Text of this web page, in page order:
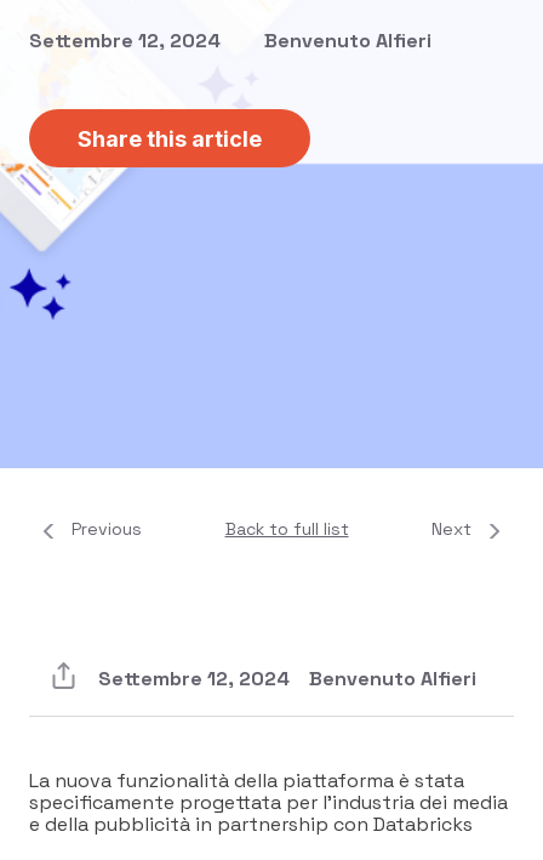
Settembre 12, 2024 Benvenuto Alfieri
Share this article
Previous Back to full list Next
Settembre 12, 2024 Benvenuto Alfieri
La nuova funzionalità della piattaforma è stata
specificamente progettata per l’industria dei media
e della pubblicità in partnership con Databricks